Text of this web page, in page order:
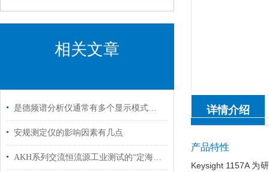
相关文章
是德频谱分析仪通常有多个显示模式，包括对数型和线性型
安规测定仪的影响因素有几点
AKH系列交流恒流源工业测试的“定海神针”
详情介绍
产品特性
Keysight 1157A 为